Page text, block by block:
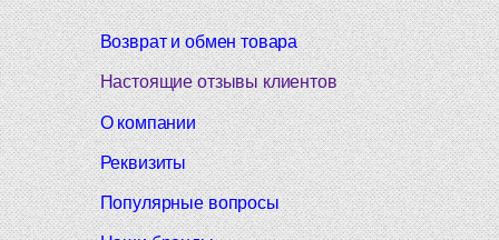
Возврат и обмен товара
Настоящие отзывы клиентов
О компании
Реквизиты
Популярные вопросы